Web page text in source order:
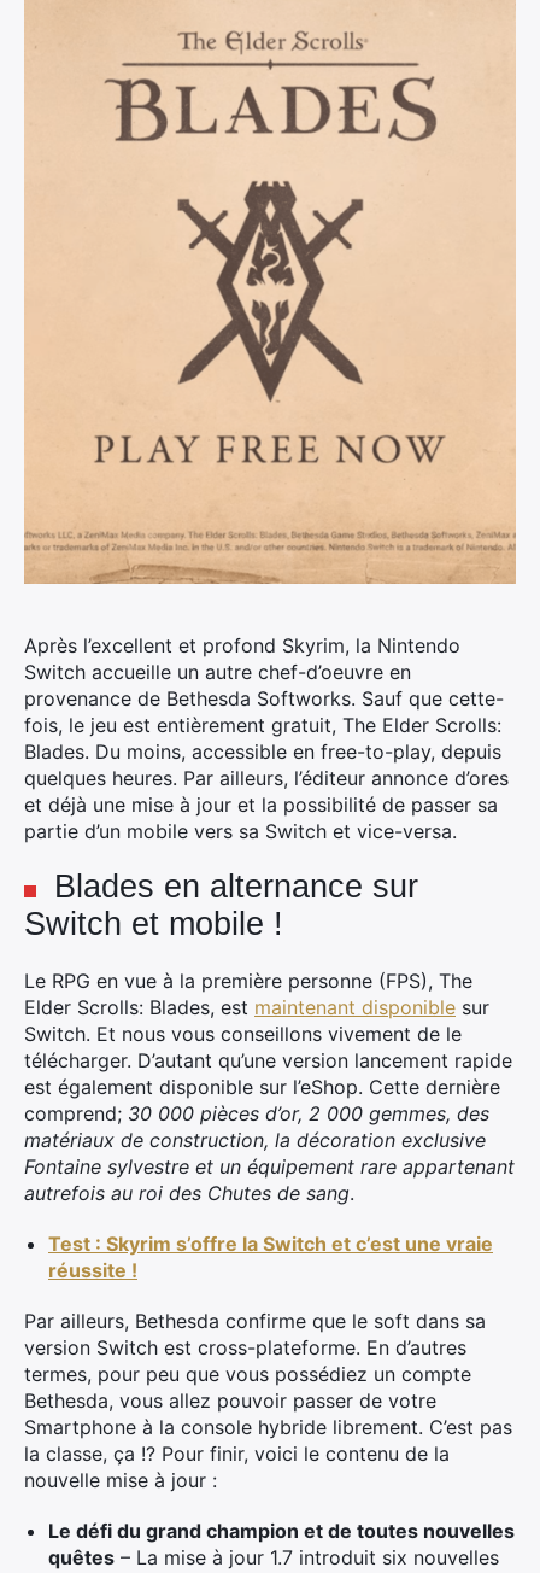
Après l’excellent et profond Skyrim, la Nintendo
Switch accueille un autre chef-d’oeuvre en
provenance de Bethesda Softworks. Sauf que cette-
fois, le jeu est entièrement gratuit, The Elder Scrolls:
Blades. Du moins, accessible en free-to-play, depuis
quelques heures. Par ailleurs, l’éditeur annonce d’ores
et déjà une mise à jour et la possibilité de passer sa
partie d’un mobile vers sa Switch et vice-versa.
Blades en alternance sur
Switch et mobile !
Le RPG en vue à la première personne (FPS), The
Elder Scrolls: Blades, est maintenant disponible sur
Switch. Et nous vous conseillons vivement de le
télécharger. D’autant qu’une version lancement rapide
est également disponible sur l’eShop. Cette dernière
comprend; 30 000 pièces d’or, 2 000 gemmes, des
matériaux de construction, la décoration exclusive
Fontaine sylvestre et un équipement rare appartenant
autrefois au roi des Chutes de sang.
Test : Skyrim s’offre la Switch et c’est une vraie
réussite !
Par ailleurs, Bethesda confirme que le soft dans sa
version Switch est cross-plateforme. En d’autres
termes, pour peu que vous possédiez un compte
Bethesda, vous allez pouvoir passer de votre
Smartphone à la console hybride librement. C’est pas
la classe, ça !? Pour finir, voici le contenu de la
nouvelle mise à jour :
Le défi du grand champion et de toutes nouvelles
quêtes – La mise à jour 1.7 introduit six nouvelles